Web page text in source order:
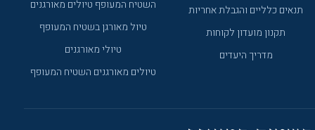
תנאים כלליים והגבלת אחריות
תקנון מועדון לקוחות
מדריך היעדים
השטיח המעופף טיולים מאורגנים
טיול מאורגן בשטיח המעופף
טיולי מאורגנים
טיולים מאורגנים השטיח המעופף